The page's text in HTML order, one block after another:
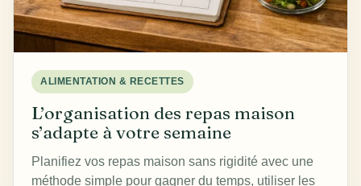
ALIMENTATION & RECETTES
L’organisation des repas maison
s’adapte à votre semaine
Planifiez vos repas maison sans rigidité avec une
méthode simple pour gagner du temps, utiliser les